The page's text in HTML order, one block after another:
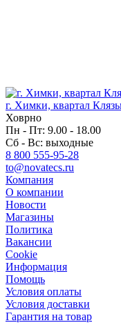
г. Химки, квартал
Ховрно
Пн - Пт: 9.00 - 18.00
Сб - Вс: выходные
8 800 555-95-28
to@novatecs.ru
Компания
О компании
Новости
Магазины
Политика
Вакансии
Сookie
Информация
Помощь
Условия оплаты
Условия доставки
Гарантия на товар